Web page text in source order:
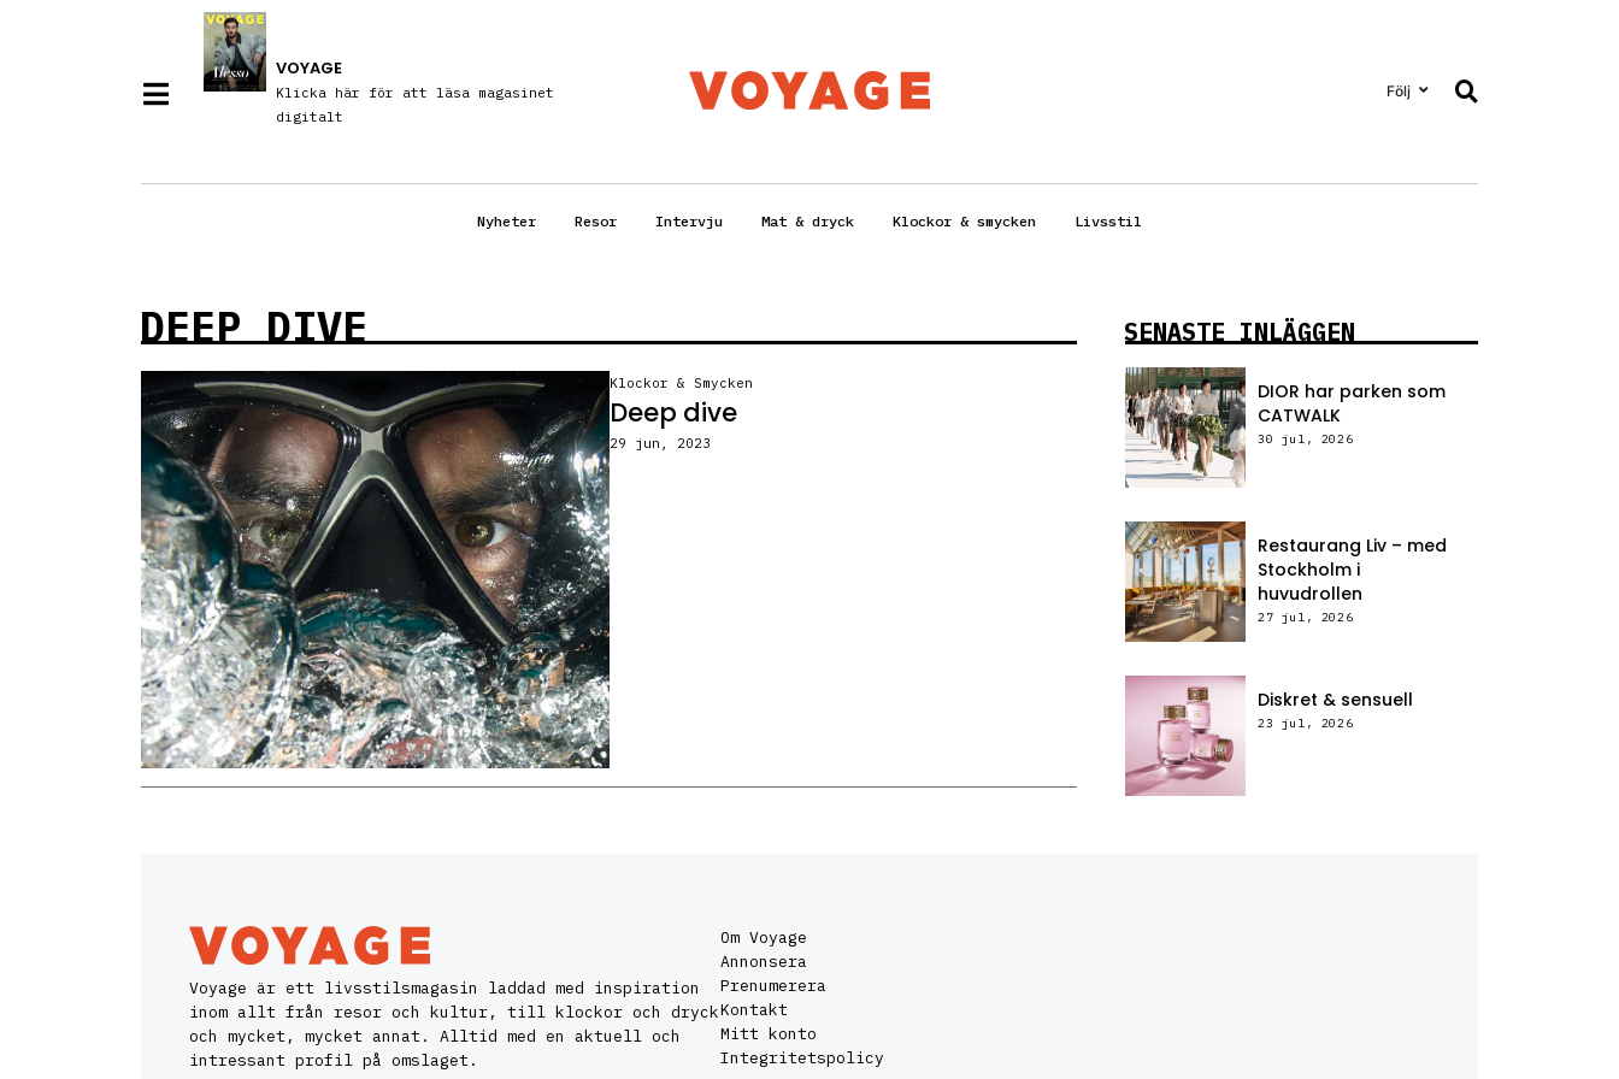
VOYAGE
Klicka här för att läsa magasinet
digitalt
Följ
Nyheter Resor Intervju Mat & dryck Klockor & smycken Livsstil
DEEP DIVE
Klockor & Smycken
Deep dive
29 jun, 2023
SENASTE INLÄGGEN
DIOR har parken som
CATWALK
30 jul, 2026
Restaurang Liv – med
Stockholm i
huvudrollen
27 jul, 2026
Diskret & sensuell
23 jul, 2026
Voyage är ett livsstilsmagasin laddad med inspiration
inom allt från resor och kultur, till klockor och dryck
och mycket, mycket annat. Alltid med en aktuell och
intressant profil på omslaget.
Om Voyage
Annonsera
Prenumerera
Kontakt
Mitt konto
Integritetspolicy